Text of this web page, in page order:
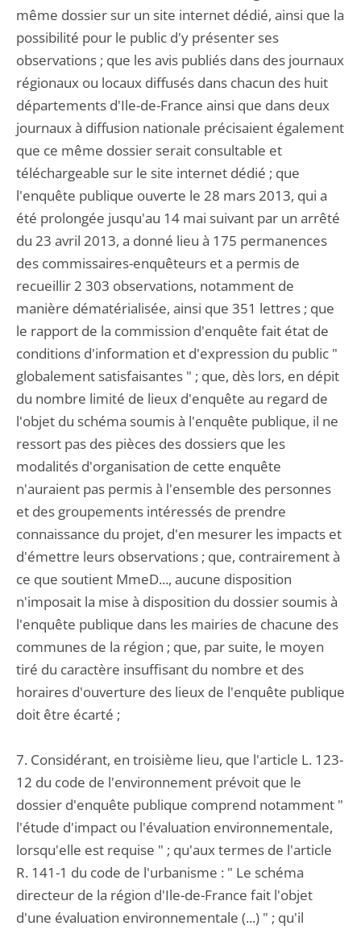
même dossier sur un site internet dédié, ainsi que la
possibilité pour le public d'y présenter ses
observations ; que les avis publiés dans des journaux
régionaux ou locaux diffusés dans chacun des huit
départements d'Ile-de-France ainsi que dans deux
journaux à diffusion nationale précisaient également
que ce même dossier serait consultable et
téléchargeable sur le site internet dédié ; que
l'enquête publique ouverte le 28 mars 2013, qui a
été prolongée jusqu'au 14 mai suivant par un arrêté
du 23 avril 2013, a donné lieu à 175 permanences
des commissaires-enquêteurs et a permis de
recueillir 2 303 observations, notamment de
manière dématérialisée, ainsi que 351 lettres ; que
le rapport de la commission d'enquête fait état de
conditions d'information et d'expression du public "
globalement satisfaisantes " ; que, dès lors, en dépit
du nombre limité de lieux d'enquête au regard de
l'objet du schéma soumis à l'enquête publique, il ne
ressort pas des pièces des dossiers que les
modalités d'organisation de cette enquête
n'auraient pas permis à l'ensemble des personnes
et des groupements intéressés de prendre
connaissance du projet, d'en mesurer les impacts et
d'émettre leurs observations ; que, contrairement à
ce que soutient MmeD..., aucune disposition
n'imposait la mise à disposition du dossier soumis à
l'enquête publique dans les mairies de chacune des
communes de la région ; que, par suite, le moyen
tiré du caractère insuffisant du nombre et des
horaires d'ouverture des lieux de l'enquête publique
doit être écarté ;
7. Considérant, en troisième lieu, que l'article L. 123-
12 du code de l'environnement prévoit que le
dossier d'enquête publique comprend notamment "
l'étude d'impact ou l'évaluation environnementale,
lorsqu'elle est requise " ; qu'aux termes de l'article
R. 141-1 du code de l'urbanisme : " Le schéma
directeur de la région d'Ile-de-France fait l'objet
d'une évaluation environnementale (...) " ; qu'il